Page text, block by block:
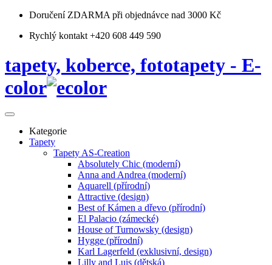
Doručení ZDARMA při objednávce nad 3000 Kč
Rychlý kontakt +420 608 449 590
tapety, koberce, fototapety - E-
color
Kategorie
Tapety
Tapety AS-Creation
Absolutely Chic (moderní)
Anna and Andrea (moderní)
Aquarell (přírodní)
Attractive (design)
Best of Kámen a dřevo (přírodní)
El Palacio (zámecké)
House of Turnowsky (design)
Hygge (přírodní)
Karl Lagerfeld (exklusivní, design)
Lilly and Luis (dětská)